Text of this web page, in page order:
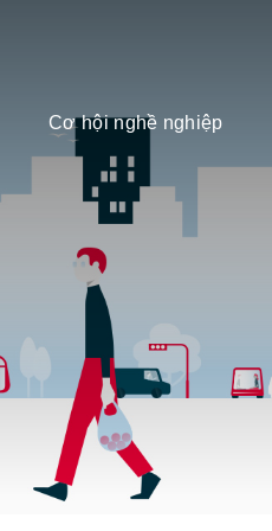
Cơ hội nghề nghiệp